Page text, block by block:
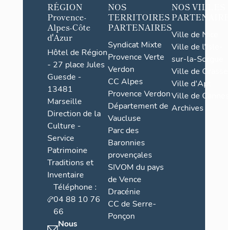
RÉGION
Provence-
Alpes-Côte
d'Azur
Hôtel de Région
- 27 place Jules
Guesde -
13481
Marseille
Direction de la
Culture -
Service
Patrimoine
Traditions et
Inventaire
Téléphone :
04 88 10 76
66
Nous
NOS
TERRITOIRES
PARTENAIRES
Syndicat Mixte
Provence Verte
Verdon
CC Alpes
Provence Verdon
Département de
Vaucluse
Parc des
Baronnies
provençales
SIVOM du pays
de Vence
Dracénie
CC de Serre-
Ponçon
NOS VILLES
Ville de Nice
Ville de l'Isle-
sur-la-Sorgue
Ville de Grasse
Ville d'Apt
Ville de
Archives